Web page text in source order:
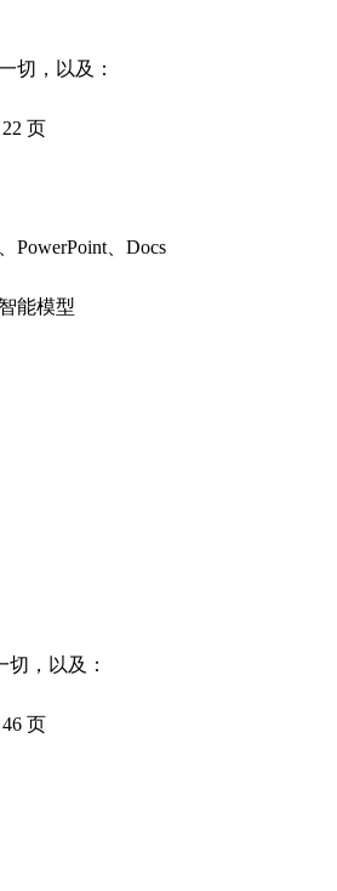
切，以及：
页
PowerPoint、Docs
能模型
切，以及：
页